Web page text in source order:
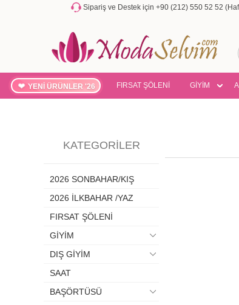
Sipariş ve Destek için +90 (212) 550 52 52
YENİ ÜRÜNLER '26 FIRSAT ŞÖLENİ GİYİM
KATEGORILER
2026 SONBAHAR/KIŞ
2026 İLKBAHAR /YAZ
FIRSAT ŞÖLENİ
GİYİM
DIŞ GİYİM
SAAT
BAŞÖRTÜSÜ